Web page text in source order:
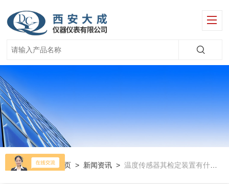
当前位置： 首页 > 新闻资讯 >温度传感器其检定装置有什么功能和特点？